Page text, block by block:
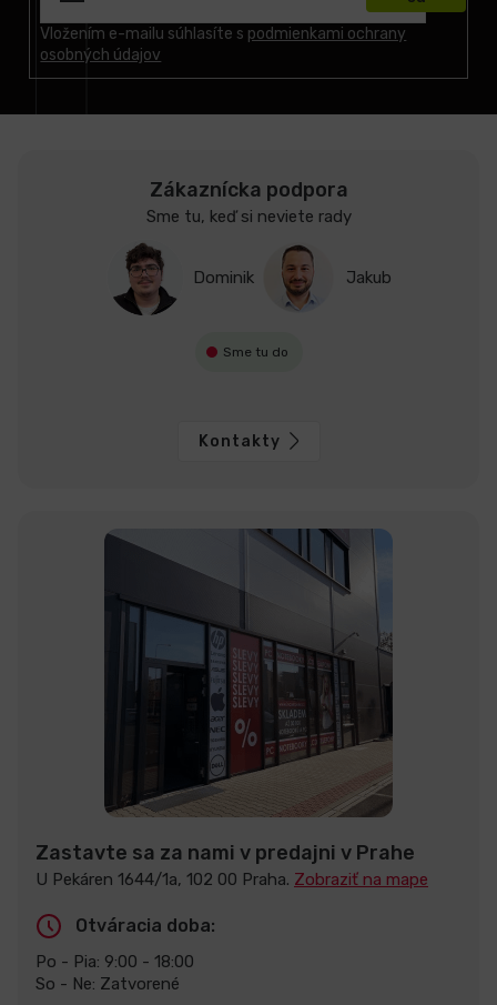
Vložením e-mailu súhlasíte s podmienkami ochrany
osobných údajov
Zákaznícka podpora
Sme tu, keď si neviete rady
Dominik Jakub
Sme tu do
Kontakty
Zastavte sa za nami v predajni v Prahe
U Pekáren 1644/1a, 102 00 Praha. Zobraziť na mape
Otváracia doba:
Po - Pia: 9:00 - 18:00
So - Ne: Zatvorené